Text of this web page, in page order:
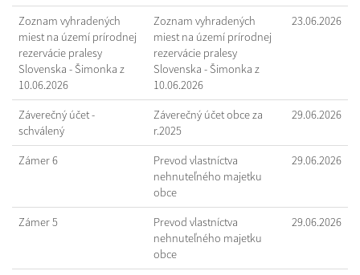
Zoznam vyhradených
miest na území prírodnej
rezervácie pralesy
Slovenska - Šimonka z
10.06.2026
Zoznam vyhradených
miest na území prírodnej
rezervácie pralesy
Slovenska - Šimonka z
10.06.2026
23.06.2026
Záverečný účet -
schválený
Záverečný účet obce za
r.2025
29.06.2026
Zámer 6
Prevod vlastníctva
nehnuteľného majetku
obce
29.06.2026
Zámer 5
Prevod vlastníctva
nehnuteľného majetku
obce
29.06.2026